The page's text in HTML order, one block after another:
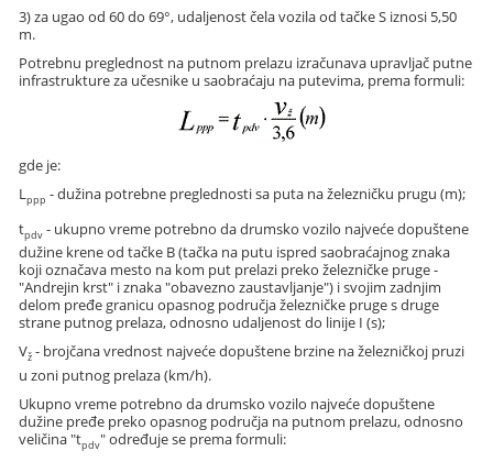
3) za ugao od 60 do 69°, udaljenost čela vozila od tačke S iznosi 5,50
m.
Potrebnu preglednost na putnom prelazu izračunava upravljač putne
infrastrukture za učesnike u saobraćaju na putevima, prema formuli:
gde je:
Lppp - dužina potrebne preglednosti sa puta na železničku prugu (m);
tpdv - ukupno vreme potrebno da drumsko vozilo najveće dopuštene
dužine krene od tačke B (tačka na putu ispred saobraćajnog znaka
koji označava mesto na kom put prelazi preko železničke pruge -
"Andrejin krst" i znaka "obavezno zaustavljanje") i svojim zadnjim
delom pređe granicu opasnog područja železničke pruge s druge
strane putnog prelaza, odnosno udaljenost do linije I (s);
Vž - brojčana vrednost najveće dopuštene brzine na železničkoj pruzi
u zoni putnog prelaza (km/h).
Ukupno vreme potrebno da drumsko vozilo najveće dopuštene
dužine pređe preko opasnog područja na putnom prelazu, odnosno
veličina "tpdv" određuje se prema formuli: